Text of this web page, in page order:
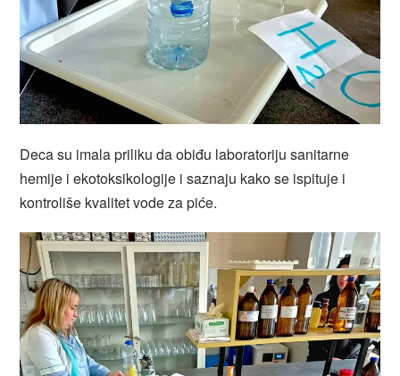
Deca su imala priliku da obiđu laboratoriju sanitarne
hemije i ekotoksikologije i saznaju kako se ispituje i
kontroliše kvalitet vode za piće.